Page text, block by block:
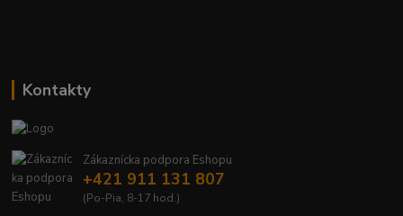
Kontakty
Zákaznícka podpora Eshopu
+421 911 131 807
(Po-Pia, 8-17 hod.)